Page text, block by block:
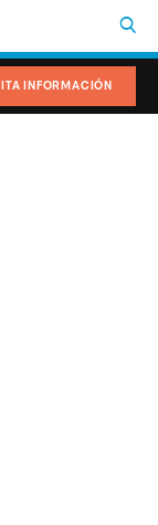
INFORMACIÓN